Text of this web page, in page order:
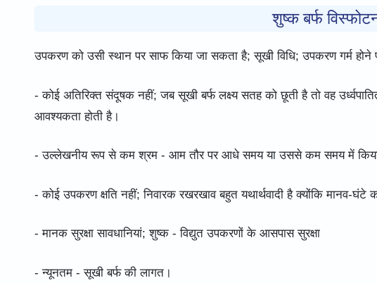
शुष्क बर्फ
उपकरण को उसी स्थान पर साफ किया जा सकता है; सूखी विधि; उपकरण गर्म
- कोई अतिरिक्त संदूषक नहीं; जब सूखी बर्फ लक्ष्य सतह को छूती है तो वह
आवश्यकता होती है।
- उल्लेखनीय रूप से कम श्रम - आम तौर पर आधे समय या उससे कम समय में किया
- कोई उपकरण क्षति नहीं; निवारक रखरखाव बहुत यथार्थवादी है क्योंकि मानव-घंटे
- मानक सुरक्षा सावधानियां; शुष्क - विद्युत उपकरणों के आसपास सुरक्षा
- न्यूनतम - सूखी बर्फ की लागत।